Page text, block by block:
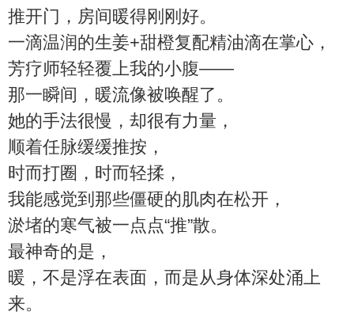
推开门，房间暖得刚刚好。
一滴温润的生姜+甜橙复配精油滴在掌心，
芳疗师轻轻覆上我的小腹——
那一瞬间，暖流像被唤醒了。
她的手法很慢，却很有力量，
顺着任脉缓缓推按，
时而打圈，时而轻揉，
我能感觉到那些僵硬的肌肉在松开，
淤堵的寒气被一点点“推”散。
最神奇的是，
暖，不是浮在表面，而是从身体深处涌上
来。